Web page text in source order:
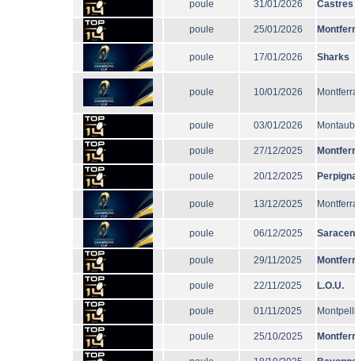
poule 31/01/2026 Castres
poule 25/01/2026
poule 17/01/2026 Sharks
poule 10/01/2026
poule 03/01/2026
poule 27/12/2025
poule 20/12/2025
poule 13/12/2025
poule 06/12/2025
poule 29/11/2025
poule 22/11/2025 L.O.U.
poule 01/11/2025
poule 25/10/2025